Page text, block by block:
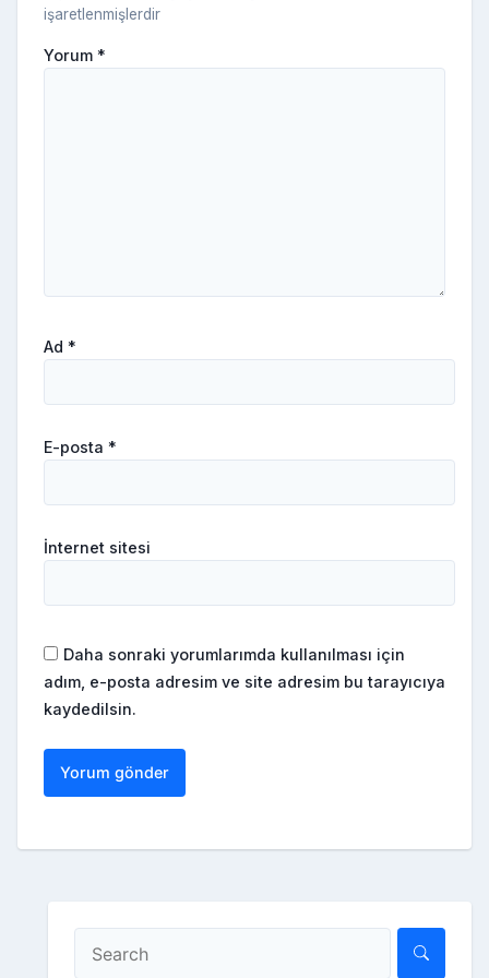
işaretlenmişlerdir
Yorum *
Ad *
E-posta *
İnternet sitesi
Daha sonraki yorumlarımda kullanılması için
adım, e-posta adresim ve site adresim bu tarayıcıya
kaydedilsin.